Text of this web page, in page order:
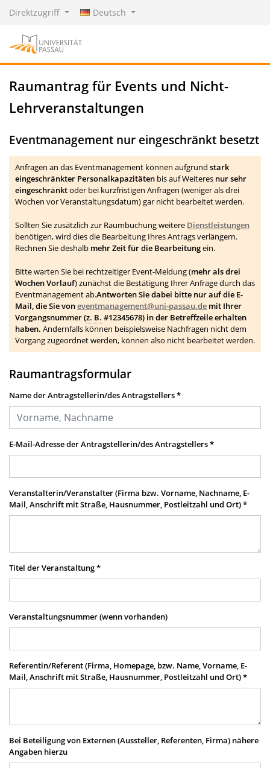
Direktzugriff Deutsch
Raumantrag für Events und Nicht-
Lehrveranstaltungen
Eventmanagement nur eingeschränkt besetzt
Anfragen an das Eventmanagement können aufgrund stark
eingeschränkter Personalkapazitäten bis auf Weiteres nur sehr
eingeschränktoder bei kurzfristigen Anfragen (weniger als drei
Wochen vor Veranstaltungsdatum) gar nicht bearbeitet werden.
Sollten Sie zusätzlich zur Raumbuchung weitere Dienstleistungen
benötigen, wird dies die Bearbeitung Ihres Antrags verlängern.
Rechnen Sie deshalb mehr Zeit für die Bearbeitungein.
Bitte warten Sie bei rechtzeitiger Event-Meldung (mehr als drei
Wochen Vorlauf) zunächst die Bestätigung Ihrer Anfrage durch das
Eventmanagement ab.Antworten Sie dabei bitte nur auf die E-
Mail, die Sie voneventmanagement@uni-passau.de mit Ihrer
Vorgangsnummer (z. B. #12345678) in der Betreffzeile erhalten
haben. Andernfalls können beispielsweise Nachfragen nicht dem
Vorgang zugeordnet werden, können also nicht bearbeitet werden.
Raumantragsformular
Name der Antragstellerin/des Antragstellers*
E-Mail-Adresse der Antragstellerin/des Antragstellers*
Veranstalterin/Veranstalter (Firma bzw. Vorname, Nachname, E-
Mail, Anschrift mit Straße, Hausnummer, Postleitzahl und Ort)*
Titel der Veranstaltung*
Veranstaltungsnummer (wenn vorhanden)
Referentin/Referent (Firma, Homepage, bzw. Name, Vorname, E-
Mail, Anschrift mit Straße, Hausnummer, Postleitzahl und Ort)*
Bei Beteiligung von Externen (Aussteller, Referenten, Firma) nähere
Angaben hierzu